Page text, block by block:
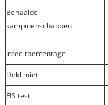
Behaalde
kampioenschappen
Inteeltpercentage
Deklimiet
FIS test